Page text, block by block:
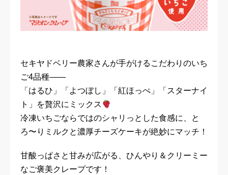
セキヤドベリー農家さんが手がけるこだわりのいち
ご4品種——
「はるひ」「よつぼし」「紅ほっぺ」「スターナイ
ト」を贅沢にミックス
冷凍いちごならではのシャリっとした食感に、と
ろ〜りミルクと濃厚チーズケーキが絶妙にマッチ！
甘酸っぱさと甘みが広がる、ひんやり＆クリーミー
なご褒美クレープです！